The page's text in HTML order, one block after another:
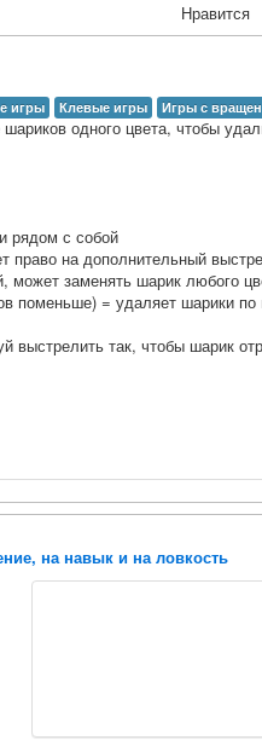
Нравится
игры Клевые игры Игры с
одного цвета, чтобы
рядом с собой
право на дополнительный
заменять шарик любого
поменьше) = удаляет шарики по
выстрелить так, чтобы шарик
на навык и на ловкость